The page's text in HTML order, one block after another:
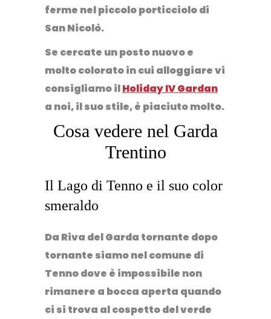
ferme nel piccoloporticciolo di
San Nicolò.
Se cercate un posto nuovo e
molto colorato in cui alloggiare vi
consigliamo ilHoliday IV Gardan
a noi, il suo stile, è piaciuto molto.
Cosa vedere nel Garda
Trentino
Il Lago di Tenno e il suo color
smeraldo
Da Riva del Garda tornante dopo
tornante siamo nel comune di
Tenno dove è impossibile non
rimanere a bocca aperta quando
ci si trova al cospetto del verde